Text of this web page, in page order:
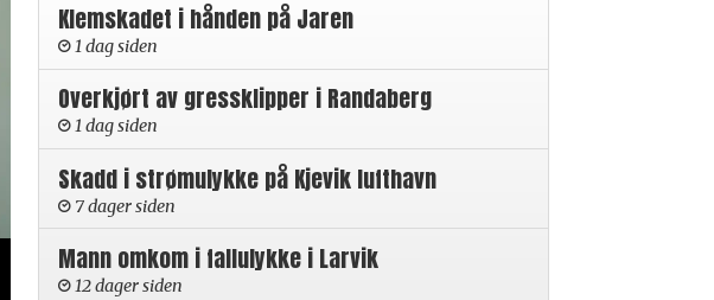
Klemskadet i hånden på Jaren
1 dag siden
Overkjørt av gressklipper i Randaberg
1 dag siden
Skadd i strømulykke på Kjevik lufthavn
7 dager siden
Mann omkom i fallulykke i Larvik
12 dager siden